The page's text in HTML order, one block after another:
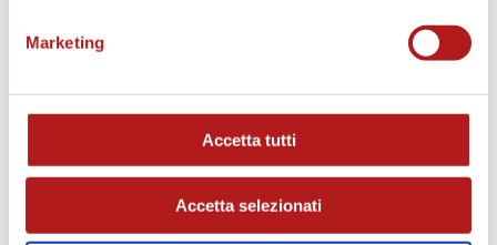
Marketing
Accetta tutti
Accetta selezionati